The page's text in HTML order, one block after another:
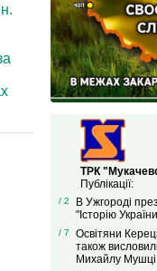
ТРК
Публікації:
/ 2
В Ужгороді
"Історію
/ 7
Освітяни
також
Михайлу Мушці